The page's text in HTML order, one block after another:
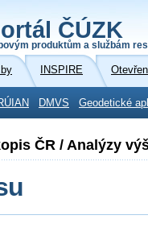
ČÚZK
produktům a službám
INSPIRE
DMVS Geodetické
ČR / Analýzy